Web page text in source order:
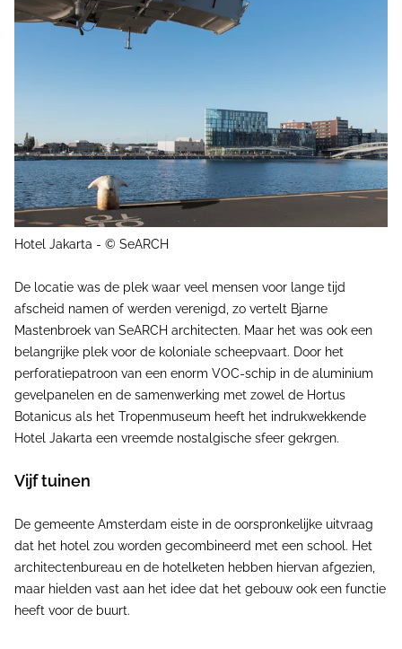
Hotel Jakarta - © SeARCH
De locatie was de plek waar veel mensen voor lange tijd
afscheid namen of werden verenigd, zo vertelt Bjarne
Mastenbroek van SeARCH architecten. Maar het was ook een
belangrijke plek voor de koloniale scheepvaart. Door het
perforatiepatroon van een enorm VOC-schip in de aluminium
gevelpanelen en de samenwerking met zowel de Hortus
Botanicus als het Tropenmuseum heeft het indrukwekkende
Hotel Jakarta een vreemde nostalgische sfeer gekrgen.
Vijf tuinen
De gemeente Amsterdam eiste in de oorspronkelijke uitvraag
dat het hotel zou worden gecombineerd met een school. Het
architectenbureau en de hotelketen hebben hiervan afgezien,
maar hielden vast aan het idee dat het gebouw ook een functie
heeft voor de buurt.